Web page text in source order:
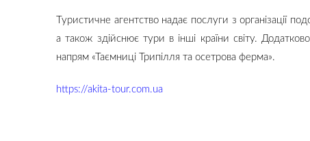
Туристичне агентство надає послуги з організації
а також здійснює тури в інші країни світу.
напрям «Таємниці Трипілля та осетрова ферма».
https://akita-tour.com.ua